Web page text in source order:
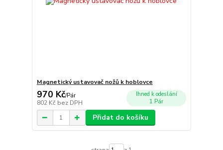
Magnetický ustavovač nožů k hoblovce
970 Kč/Pár
802 Kč bez DPH
Ihned k odeslání
1 Pár
Přidat do košíku